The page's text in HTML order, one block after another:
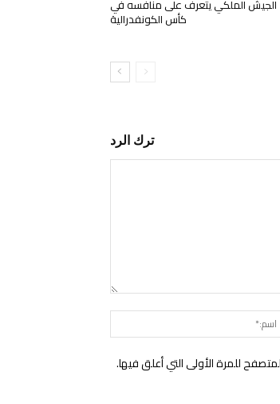
الجيش الملكي يتعرف على منافسه في
كأس الكونفدرالية
ترك الرد
التعليق:
اسم:*
للمرة الأولى التي أعلق فيها.